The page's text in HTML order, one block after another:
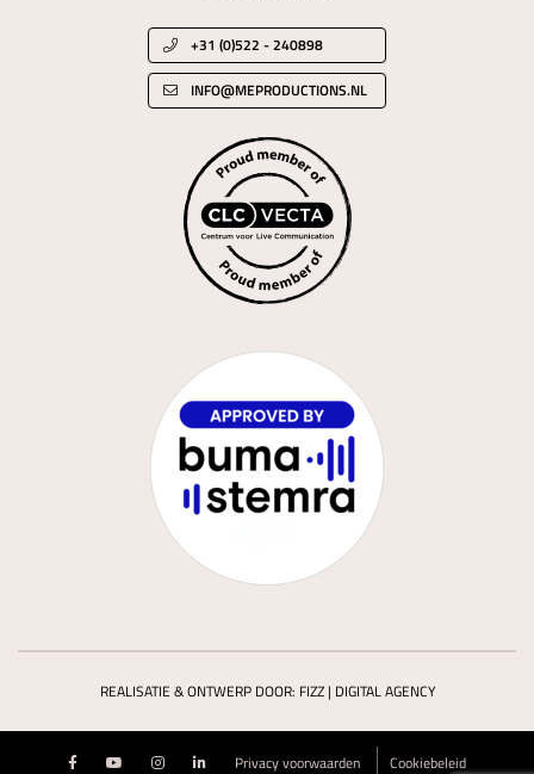
+31 (0)522 - 240898
INFO@MEPRODUCTIONS.NL
REALISATIE & ONTWERP DOOR: FIZZ | DIGITAL AGENCY
Privacy voorwaarden Cookiebeleid